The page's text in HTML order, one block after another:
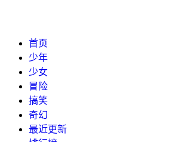
首页
少年
少女
冒险
搞笑
奇幻
最近更新